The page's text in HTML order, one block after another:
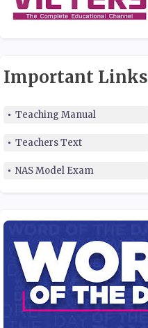
Important Links
Teaching Manual
Teachers Text
NAS Model Exam